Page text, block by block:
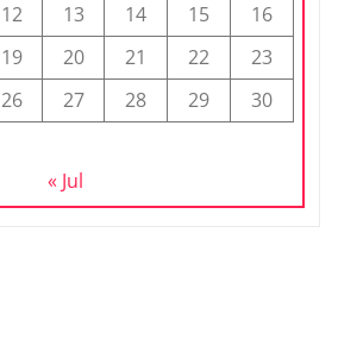
12 13 14 15
16
19 20 21 22
23
26 27 28 29
30
« Jul